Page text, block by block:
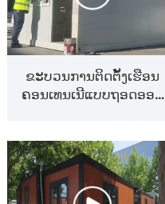
ຂະບວນການຕິດຕັ້ງເຮືອນ
ຄອນເທນເນີແບບຖອດອອກ